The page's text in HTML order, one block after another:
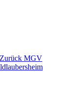
Beitrag:
MGV